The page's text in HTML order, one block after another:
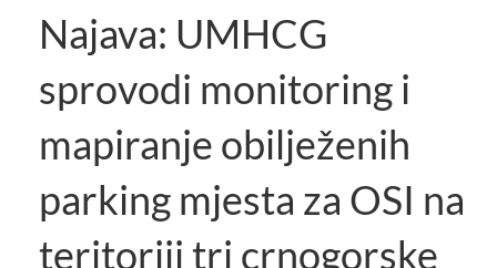
Najava: UMHCG
sprovodi monitoring i
mapiranje obilježenih
parking mjesta za OSI na
teritoriji tri crnogorske